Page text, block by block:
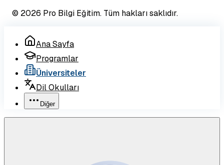
© 2026 Pro Bilgi Eğitim. Tüm hakları saklıdır.
Ana Sayfa
Programlar
Üniversiteler
Dil Okulları
Diğer